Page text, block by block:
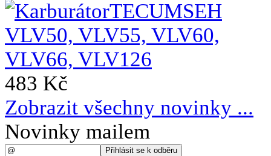
483 Kč
Zobrazit všechny novinky ...
Novinky mailem